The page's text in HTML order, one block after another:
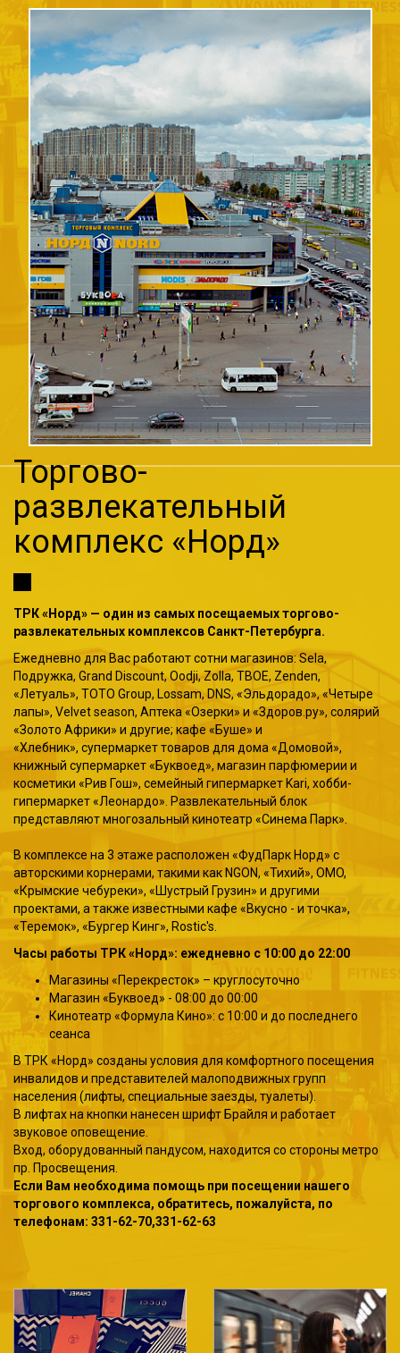
Торгово-
развлекательный
комплекс «Норд»
ТРК «Норд» — один из самых посещаемых торгово-
развлекательных комплексов Санкт-Петербурга.
Ежедневно для Вас работают сотни магазинов: Sela,
Подружка, Grand Discount, Oodji, Zolla, ТВОЕ, Zenden,
«Летуаль», TOTO Group, Lossam, DNS, «Эльдорадо», «Четыре
лапы», Velvet season, Аптека «Озерки» и «Здоров.ру», солярий
«Золото Африки» и другие; кафе «Буше» и
«Хлебник», супермаркет товаров для дома «Домовой»,
книжный супермаркет «Буквоед», магазин парфюмерии и
косметики «Рив Гош», семейный гипермаркет Kari, хобби-
гипермаркет «Леонардо». Развлекательный блок
представляют многозальный кинотеатр «Синема Парк».
В комплексе на 3 этаже расположен «ФудПарк Норд» с
авторскими корнерами, такими как NGON, «Тихий», OMO,
«Крымские чебуреки», «Шустрый Грузин» и другими
проектами, а также известными кафе «Вкусно - и точка»,
«Теремок», «Бургер Кинг», Rostic's.
Часы работы ТРК «Норд»: ежедневно с 10:00 до 22:00
Магазины «Перекресток» – круглосуточно
Магазин «Буквоед» - 08:00 до 00:00
Кинотеатр «Формула Кино»: с 10:00 и до последнего
сеанса
В ТРК «Норд» созданы условия для комфортного посещения
инвалидов и представителей малоподвижных групп
населения (лифты, специальные заезды, туалеты).
В лифтах на кнопки нанесен шрифт Брайля и работает
звуковое оповещение.
Вход, оборудованный пандусом, находится со стороны метро
пр. Просвещения.
Если Вам необходима помощь при посещении нашего
торгового комплекса, обратитесь, пожалуйста, по
телефонам: 331-62-70,331-62-63